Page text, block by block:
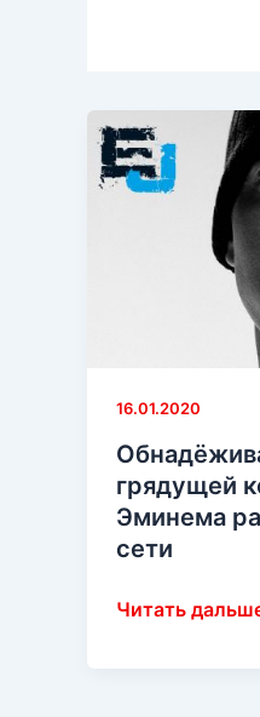
16.01.2020
грядущей
Эминема
сети
Читать